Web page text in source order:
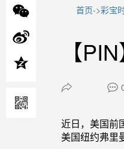
首页->彩宝
【
近日，美国前
美国纽约弗里